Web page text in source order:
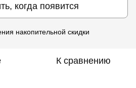
когда появится
накопительной скидки
К сравнению